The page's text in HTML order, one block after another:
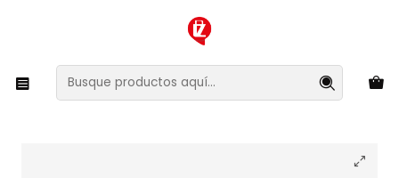
XMAS SALE ¡Compra antes de que la oferta termine!
Lentes y Accesorios Lentes de Sol
Lentes de Sol Polarizado Hawkers Classic Rounded
HCLR22CETP